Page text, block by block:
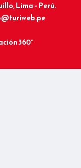
Lima – Perú.
360°